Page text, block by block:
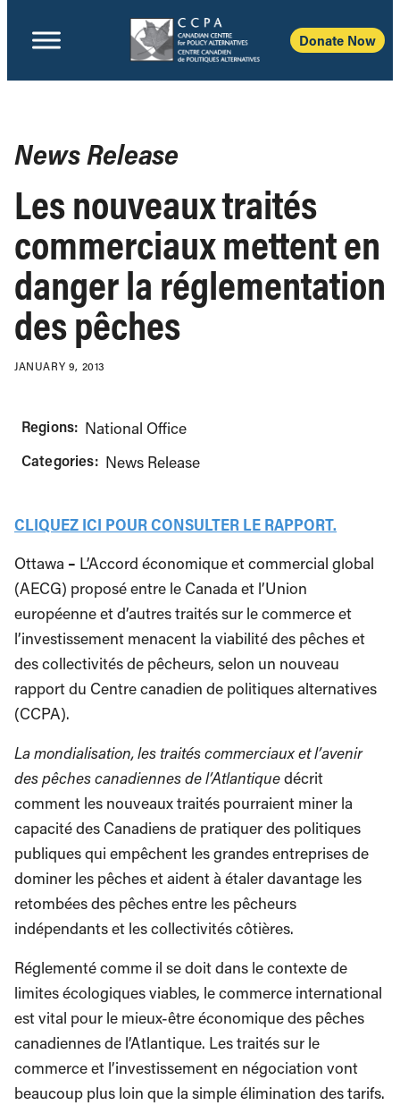
Donate Now
News Release
Les nouveaux traités
commerciaux mettent en
danger la réglementation
des pêches
JANUARY 9, 2013
Regions: National Office
Categories: News Release
CLIQUEZ ICI POUR CONSULTER LE RAPPORT.
Ottawa – L’Accord économique et commercial global
(AECG) proposé entre le Canada et l’Union
européenne et d’autres traités sur le commerce et
l’investissement menacent la viabilité des pêches et
des collectivités de pêcheurs, selon un nouveau
rapport du Centre canadien de politiques alternatives
(CCPA).
La mondialisation, les traités commerciaux et l’avenir
des pêches canadiennes de l’Atlantiquedécrit
comment les nouveaux traités pourraient miner la
capacité des Canadiens de pratiquer des politiques
publiques qui empêchent les grandes entreprises de
dominer les pêches et aident à étaler davantage les
retombées des pêches entre les pêcheurs
indépendants et les collectivités côtières.
Réglementé comme il se doit dans le contexte de
limites écologiques viables, le commerce international
est vital pour le mieux-être économique des pêches
canadiennes de l’Atlantique. Les traités sur le
commerce et l’investissement en négociation vont
beaucoup plus loin que la simple élimination des tarifs.